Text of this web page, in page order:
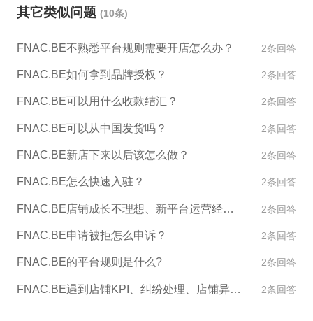
第三方跨境电商服务商提供的入驻支持和协助，例如
球化的跨境电商服务提供商，可帮助您快速入驻FNA
C.BE平台，并提供全方位的跨境电商服务，包括产品
务扩展到欧洲市场。如果您需要ESG跨境电商服务的
帮助，请随时联系我们。
其它类似问题 (10条)
FNAC.BE不熟悉平台规则需要开店怎么办？ 2条回答
FNAC.BE如何拿到品牌授权？ 2条回答
FNAC.BE可以用什么收款结汇？ 2条回答
FNAC.BE可以从中国发货吗？ 2条回答
FNAC.BE新店下来以后该怎么做？ 2条回答
FNAC.BE怎么快速入驻？ 2条回答
FNAC.BE店铺成长不理想、新平台运营经验不足怎么办？ 2条回答
FNAC.BE申请被拒怎么申诉？ 2条回答
FNAC.BE的平台规则是什么? 2条回答
FNAC.BE遇到店铺KPI、纠纷处理、店铺异常如何处理？ 2条回答